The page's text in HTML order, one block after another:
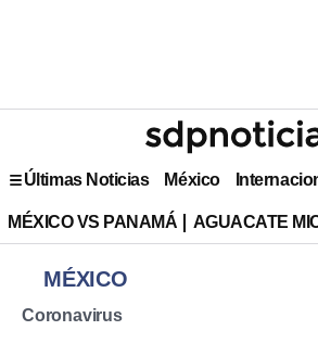
Últimas Noticias México
MÉXICO VS PANAMÁ AGUACATE
MÉXICO
Coronavirus